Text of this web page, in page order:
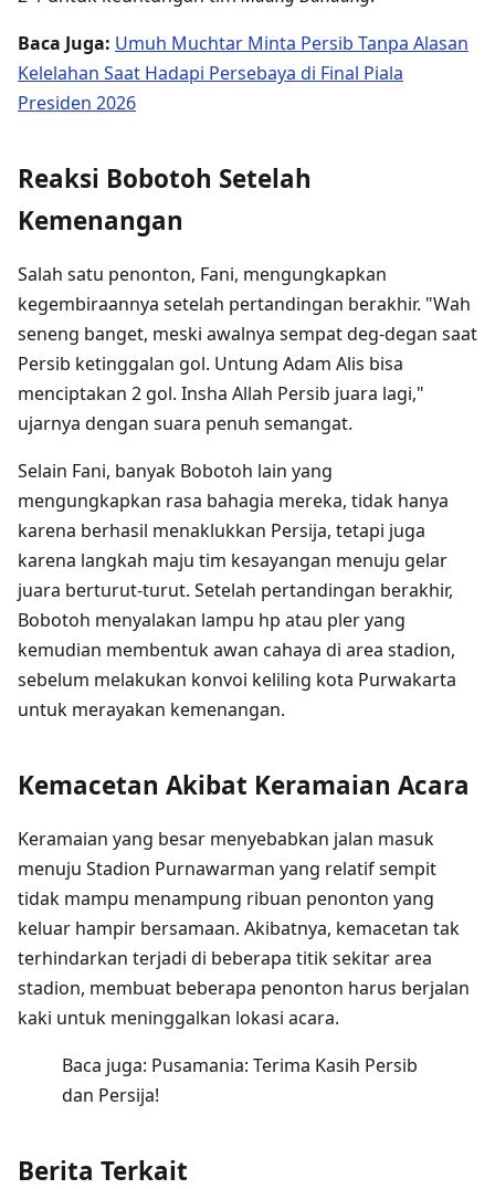
Baca Juga: Umuh Muchtar Minta Persib Tanpa Alasan
Kelelahan Saat Hadapi Persebaya di Final Piala
Presiden 2026
Reaksi Bobotoh Setelah
Kemenangan
Salah satu penonton, Fani, mengungkapkan
kegembiraannya setelah pertandingan berakhir. "Wah
seneng banget, meski awalnya sempat deg-degan saat
Persib ketinggalan gol. Untung Adam Alis bisa
menciptakan 2 gol. Insha Allah Persib juara lagi,"
ujarnya dengan suara penuh semangat.
Selain Fani, banyak Bobotoh lain yang
mengungkapkan rasa bahagia mereka, tidak hanya
karena berhasil menaklukkan Persija, tetapi juga
karena langkah maju tim kesayangan menuju gelar
juara berturut-turut. Setelah pertandingan berakhir,
Bobotoh menyalakan lampu hp atau pler yang
kemudian membentuk awan cahaya di area stadion,
sebelum melakukan konvoi keliling kota Purwakarta
untuk merayakan kemenangan.
Kemacetan Akibat Keramaian Acara
Keramaian yang besar menyebabkan jalan masuk
menuju Stadion Purnawarman yang relatif sempit
tidak mampu menampung ribuan penonton yang
keluar hampir bersamaan. Akibatnya, kemacetan tak
terhindarkan terjadi di beberapa titik sekitar area
stadion, membuat beberapa penonton harus berjalan
kaki untuk meninggalkan lokasi acara.
Baca juga: Pusamania: Terima Kasih Persib
dan Persija!
Berita Terkait